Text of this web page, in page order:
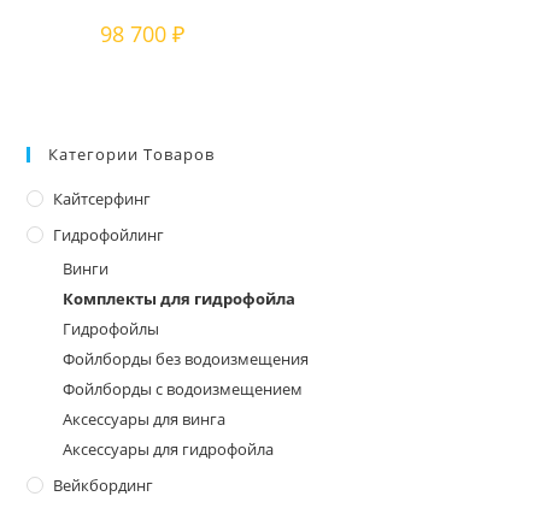
на
98 700₽
Категории Товаров
Кайтсерфинг
Гидрофойлинг
Винги
Комплекты для гидрофойла
Гидрофойлы
Фойлборды без водоизмещения
Фойлборды с водоизмещением
Аксессуары для винга
Аксессуары для гидрофойла
Вейкбординг